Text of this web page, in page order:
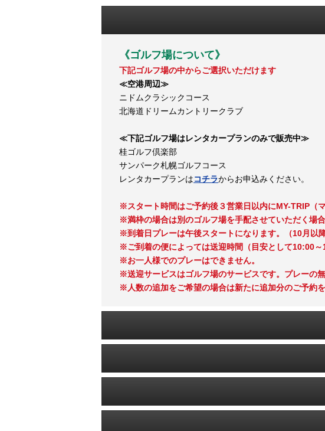
《ゴルフ場について》
下記ゴルフ場の中からご選択いただけます
≪空港周辺≫
ニドムクラシックコース
北海道ドリームカントリークラブ
≪下記ゴルフ場はレンタカープランのみで販売中≫
桂ゴルフ倶楽部
サンパーク札幌ゴルフコース
レンタカープランはコチラからお申込みください。
※スタート時間はご予約後３営業日以内にMY-TRIP（
※満枠の場合は別のゴルフ場を手配させていただく場合
※到着日プレーは午後スタートになります。（10月以降
※ご到着の便によっては送迎時間（目安として10:00
※お一人様でのプレーはできません。
※送迎サービスはゴルフ場のサービスです。プレーの
※人数の追加をご希望の場合は新たに追加分のご予約